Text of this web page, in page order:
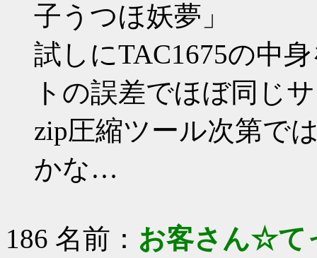
子うつほ妖夢」
試しにTAC1675の中
トの誤差でほぼ同じ
zip圧縮ツール次第で
かな…
186 名前： お客さん☆て